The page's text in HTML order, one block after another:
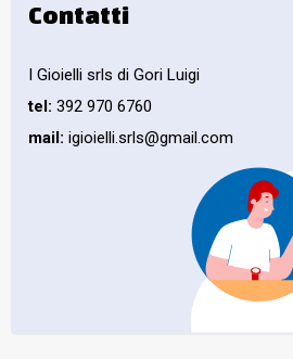
Contatti
I Gioielli srls di Gori Luigi
tel: 392 970 6760
mail: igioielli.srls@gmail.com